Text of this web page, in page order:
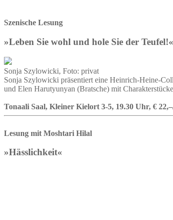
Szenische Lesung
»Leben Sie wohl und hole Sie der Teufel!«
Sonja Szylowicki, Foto: privat
Sonja Szylowicki präsentiert eine Heinrich-Heine-
und Elen Harutyunyan (Bratsche) mit
Tonaali Saal, Kleiner Kielort 3-5, 19.30 Uhr, €
Lesung mit Moshtari Hilal
»Hässlichkeit«